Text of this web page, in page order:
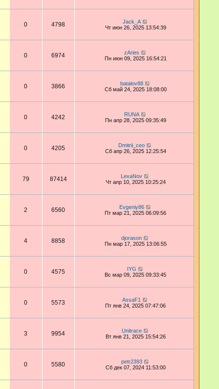
0 4798
Jack_A
Чт июн 26, 2025 13:54:39
0 6974
zAries
Пн июн 09, 2025 16:54:21
0 3866
batalov88
Сб май 24, 2025 18:08:00
0 4242
RUNA
Пн апр 28, 2025 09:35:49
0 4205
Dmitrii_ceo
Сб апр 26, 2025 12:25:54
79 87414
LexaNov
Чт апр 10, 2025 10:25:24
2 6560
Evgeniy86
Пт мар 21, 2025 06:09:56
4 8858
djorason
Пн мар 17, 2025 13:06:55
0 4575
IYG
Вс мар 09, 2025 09:33:45
0 5573
AssaF1
Пт янв 24, 2025 07:47:06
3 9954
Unitrace
Вт янв 21, 2025 15:54:26
0 5580
petr2393
Сб дек 07, 2024 11:53:00